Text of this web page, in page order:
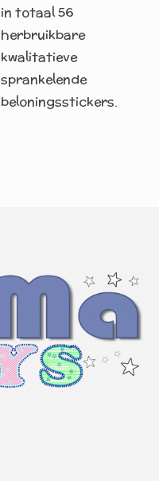
in totaal 56
herbruikbare
kwalitatieve
sprankelende
beloningsstickers.